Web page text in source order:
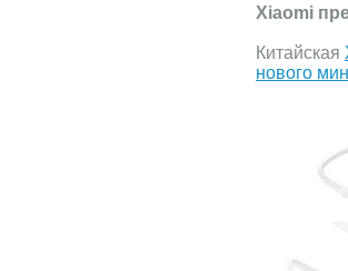
Xiaomi
Китайская
нового